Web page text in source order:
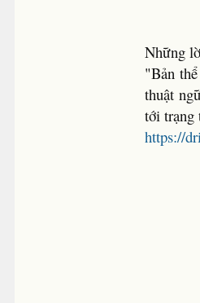
Những
"Bản
thuật
tới trạng
https://